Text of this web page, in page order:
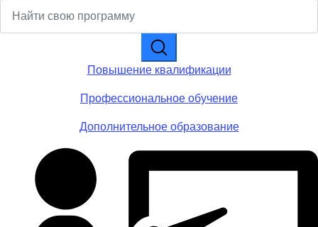
Повышение квалификации
Профессиональное обучение
Дополнительное образование